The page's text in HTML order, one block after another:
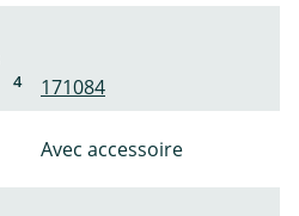
4
171084
Avec accessoire